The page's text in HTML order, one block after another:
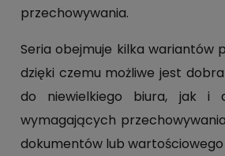
przechowywania.
Seria obejmuje kilka wariantów
dzięki czemu możliwe jest
do niewielkiego biura, jak i
wymagających
dokumentów lub wartościowego